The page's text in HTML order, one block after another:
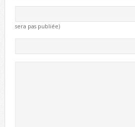
sera pas publiée)